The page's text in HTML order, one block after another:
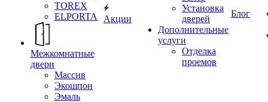
TOREX
ELPORTA
Межкомнатные
двери
Массив
Экошпон
Эмаль
Акции
Установка
дверей
Дополнительные
услуги
Отделка
проемов
Блог